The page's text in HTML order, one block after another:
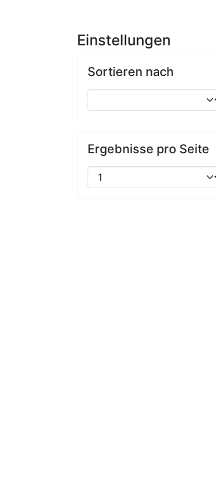
Einstellungen
Sortieren nach
Ergebnisse pro Seite